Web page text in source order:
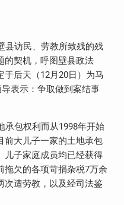
县访民、劳教所致残的残
的契机，呼图壁县政法
于后天（12月20日）为马
表示：争取做到案结事
承包权利而从1998年开始
前大儿子一家的土地承包
儿子家庭成员均已经获得
拖欠的各项苛捐杂税7万余
次遭劳教，以及经司法鉴